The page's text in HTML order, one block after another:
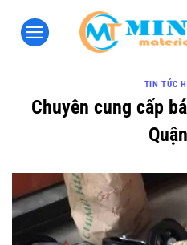
TIN TỨC
Chuyên cung cấp